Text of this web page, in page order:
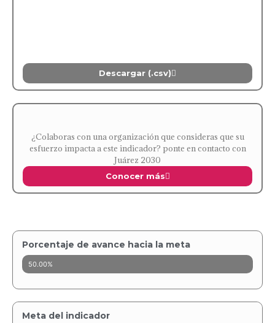
Porcentaje de avance hacia la meta
50.00%
Meta del indicador
Descargar (.csv)
¿Colaboras con una organización que consideras que su
esfuerzo impacta a este indicador? ponte en contacto con
Juárez 2030
Conocer más